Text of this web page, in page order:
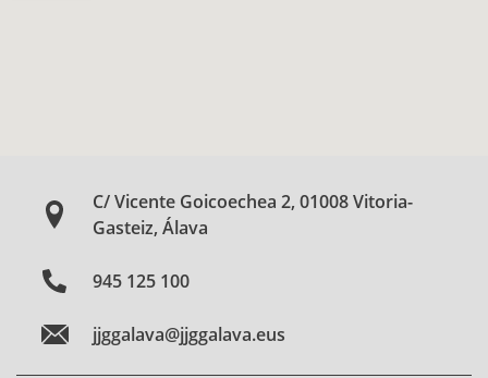
C/ Vicente Goicoechea 2, 01008 Vitoria-
Gasteiz, Álava
945 125 100
jjggalava@jjggalava.eus